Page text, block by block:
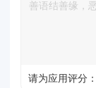
请为应用评分：